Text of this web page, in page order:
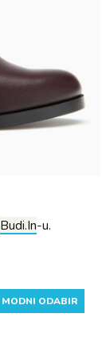
Budi.In-u.
MODNI ODABIR